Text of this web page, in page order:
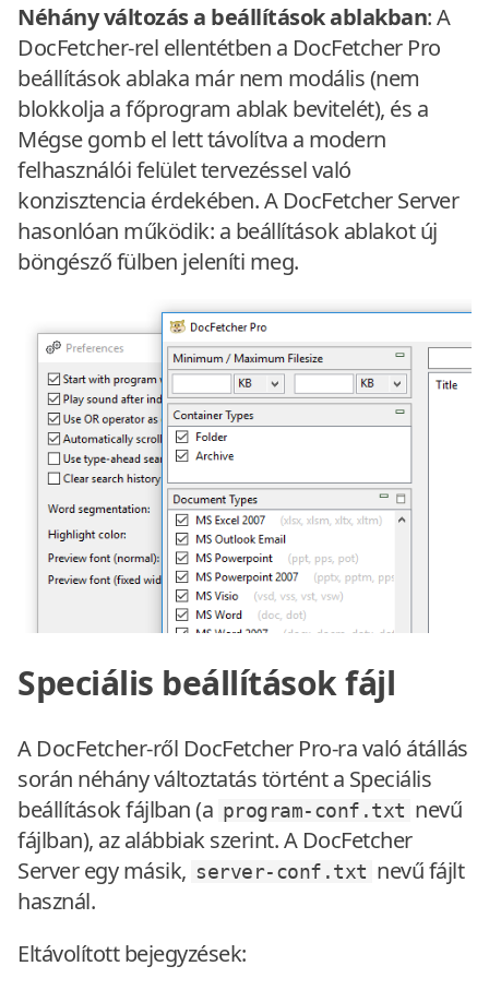
Néhány változás a beállítások ablakban: A
DocFetcher-rel ellentétben a DocFetcher Pro
beállítások ablaka már nem modális (nem
blokkolja a főprogram ablak bevitelét), és a
Mégse gomb el lett távolítva a modern
felhasználói felület tervezéssel való
konzisztencia érdekében. A DocFetcher Server
hasonlóan működik: a beállítások ablakot új
böngésző fülben jeleníti meg.
Speciális beállítások fájl
A DocFetcher-ről DocFetcher Pro-ra való átállás
során néhány változtatás történt a Speciális
beállítások fájlban (a program-conf.txt nevű
fájlban), az alábbiak szerint. A DocFetcher
Server egy másik, server-conf.txt nevű fájlt
használ.
Eltávolított bejegyzések: